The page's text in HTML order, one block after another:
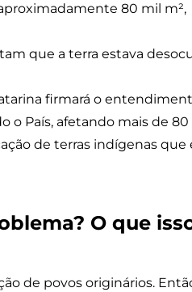
80 mil
que a terra estava
firmará o
o País, afetando mais de
de terras indígenas
O que
de povos originários.